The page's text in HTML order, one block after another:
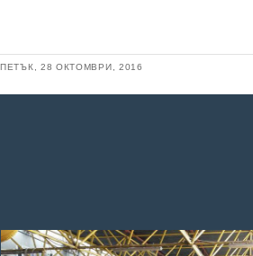
ПЕТЪК, 28 ОКТОМВРИ, 2016